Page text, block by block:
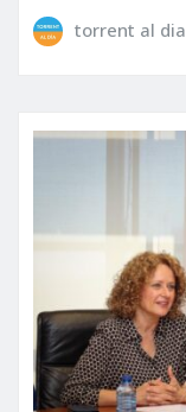
torrent al dia